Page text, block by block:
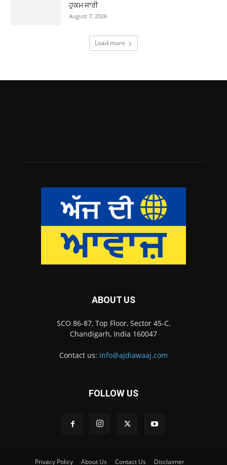
ਹੁਕਮ ਜਾਰੀ
August 7, 2026
Load more
ABOUT US
SCO 86-87, Top Floor, Sector 45-C,
Chandigarh, India 160047
Contact us: info@ajdiawaaj.com
FOLLOW US
Privacy Policy About Us Contact Us Disclaimer